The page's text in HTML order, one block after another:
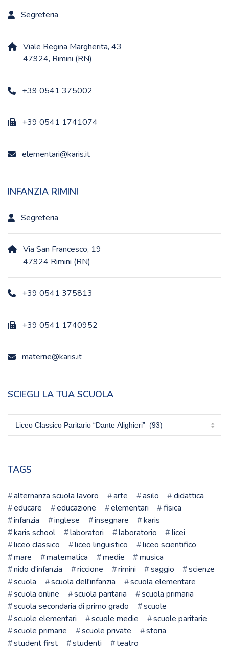
Segreteria
Viale Regina Margherita, 43
47924, Rimini (RN)
+39 0541 375002
+39 0541 1741074
elementari@karis.it
INFANZIA RIMINI
Segreteria
Via San Francesco, 19
47924 Rimini (RN)
+39 0541 375813
+39 0541 1740952
materne@karis.it
SCIEGLI LA TUA SCUOLA
Sciegli
TAGS
alternanza scuola lavoro arte asilo
didattica
educare
educazione elementari
fisica
infanzia
inglese insegnare
karis
karis school
laboratori laboratorio
licei
liceo classico
liceo linguistico
liceo scientifico
mare
matematica medie
musica
nido d'infanzia
riccione rimini saggio
scienze
scuola
scuola dell'infanzia
scuola elementare
scuola online
scuola paritaria
scuola primaria
scuola secondaria di primo grado
scuole
scuole elementari
scuole medie
scuole paritarie
scuole primarie
scuole private
storia
student first
studenti teatro